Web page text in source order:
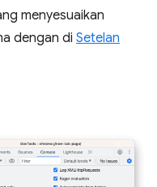
menyesuaikan
dengan di Setelan